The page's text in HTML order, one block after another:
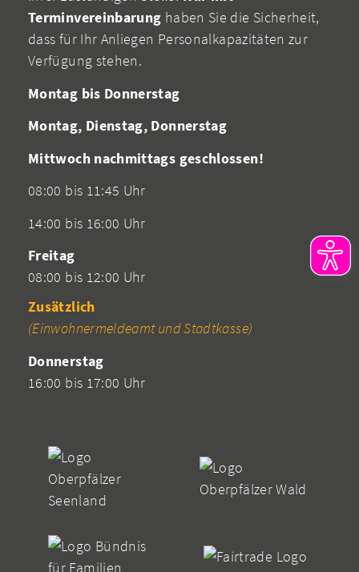
Terminvereinbarung haben Sie die Sicherheit,
dass für Ihr Anliegen Personalkapazitäten zur
Verfügung stehen.
Montag bis Donnerstag
Montag, Dienstag, Donnerstag
Mittwoch nachmittags geschlossen!
08:00 bis 11:45 Uhr
14:00 bis 16:00 Uhr
Freitag
08:00 bis 12:00 Uhr
Zusätzlich
(Einwohnermeldeamt und Stadtkasse)
Donnerstag
16:00 bis 17:00 Uhr